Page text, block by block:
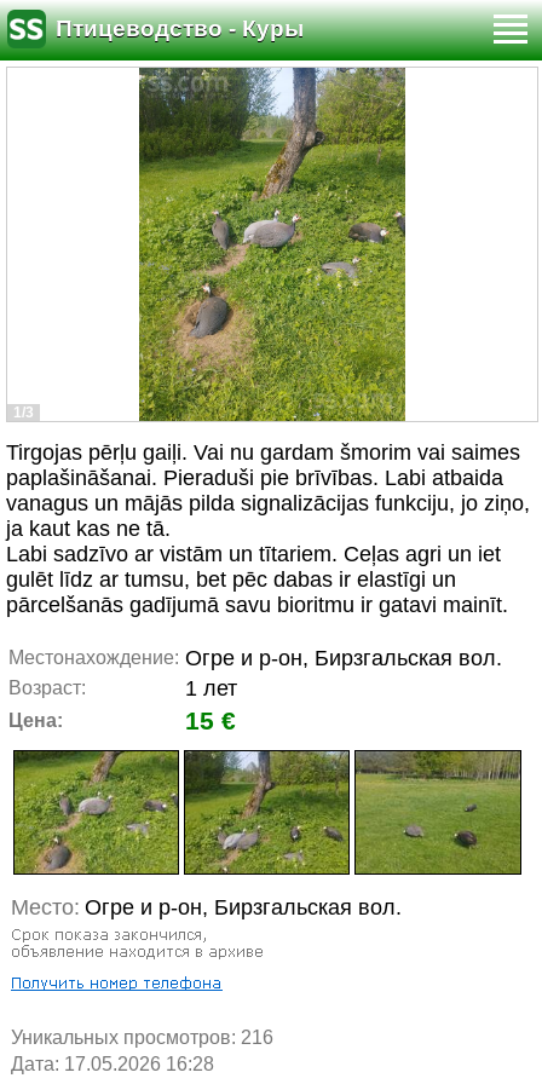
Птицеводство - Куры
1/3
Tirgojas pērļu gaiļi. Vai nu gardam šmorim vai saimes
paplašināšanai. Pieraduši pie brīvības. Labi atbaida
vanagus un mājās pilda signalizācijas funkciju, jo ziņo,
ja kaut kas ne tā.
Labi sadzīvo ar vistām un tītariem. Ceļas agri un iet
gulēt līdz ar tumsu, bet pēc dabas ir elastīgi un
pārcelšanās gadījumā savu bioritmu ir gatavi mainīt.
Местонахождение: Огре и р-он, Бирзгальская вол.
Возраст: 1 лет
Цена: 15 €
Место: Огре и р-он, Бирзгальская вол.
Уникальных просмотров: 216
Дата: 17.05.2026 16:28